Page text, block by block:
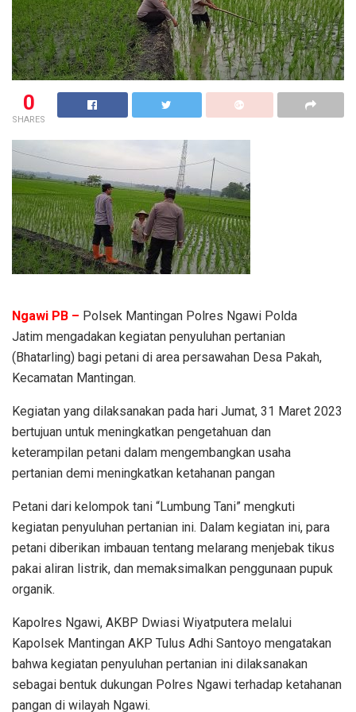
0
SHARES
Ngawi PB – Polsek Mantingan Polres Ngawi Polda
Jatim mengadakan kegiatan penyuluhan pertanian
(Bhatarling) bagi petani di area persawahan Desa Pakah,
Kecamatan Mantingan.
Kegiatan yang dilaksanakan pada hari Jumat, 31 Maret 2023
bertujuan untuk meningkatkan pengetahuan dan
keterampilan petani dalam mengembangkan usaha
pertanian demi meningkatkan ketahanan pangan
Petani dari kelompok tani “Lumbung Tani” mengkuti
kegiatan penyuluhan pertanian ini. Dalam kegiatan ini, para
petani diberikan imbauan tentang melarang menjebak tikus
pakai aliran listrik, dan memaksimalkan penggunaan pupuk
organik.
Kapolres Ngawi, AKBP Dwiasi Wiyatputera melalui
Kapolsek Mantingan AKP Tulus Adhi Santoyo mengatakan
bahwa kegiatan penyuluhan pertanian ini dilaksanakan
sebagai bentuk dukungan Polres Ngawi terhadap ketahanan
pangan di wilayah Ngawi.